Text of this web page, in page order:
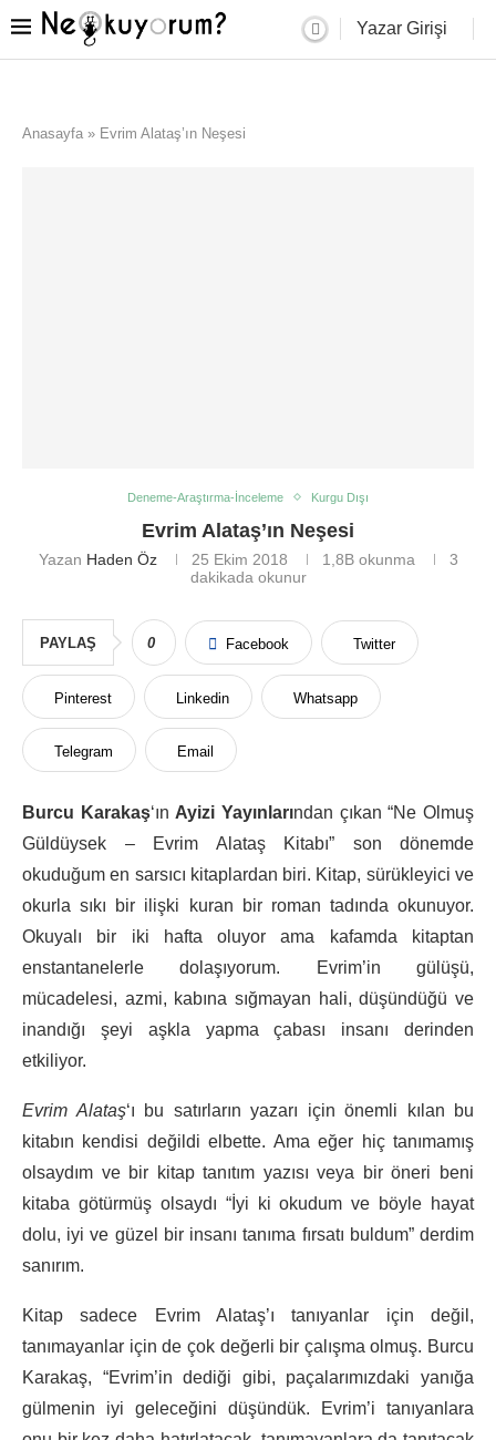
Yazar Girişi
Anasayfa » Evrim Alataş’ın Neşesi
Deneme-Araştırma-İnceleme Kurgu Dışı
Evrim Alataş’ın Neşesi
Yazan Haden Öz 25 Ekim 2018 1,8Bokunma
3
dakikada okunur
PAYLAŞ 0 Facebook Twitter
Pinterest Linkedin Whatsapp
Telegram Email
Burcu Karakaş‘ın Ayizi Yayınlarından çıkan “Ne Olmuş
Güldüysek – Evrim Alataş Kitabı” son dönemde
okuduğum en sarsıcı kitaplardan biri. Kitap, sürükleyici ve
okurla sıkı bir ilişki kuran bir roman tadında okunuyor.
Okuyalı bir iki hafta oluyor ama kafamda kitaptan
enstantanelerle dolaşıyorum. Evrim’in gülüşü,
mücadelesi, azmi, kabına sığmayan hali, düşündüğü ve
inandığı şeyi aşkla yapma çabası insanı derinden
etkiliyor.
Evrim Alataş‘ı bu satırların yazarı için önemli kılan bu
kitabın kendisi değildi elbette. Ama eğer hiç tanımamış
olsaydım ve bir kitap tanıtım yazısı veya bir öneri beni
kitaba götürmüş olsaydı “İyi ki okudum ve böyle hayat
dolu, iyi ve güzel bir insanı tanıma fırsatı buldum” derdim
sanırım.
Kitap sadece Evrim Alataş’ı tanıyanlar için değil,
tanımayanlar için de çok değerli bir çalışma olmuş. Burcu
Karakaş, “Evrim’in dediği gibi, paçalarımızdaki yanığa
gülmenin iyi geleceğini düşündük. Evrim’i tanıyanlara